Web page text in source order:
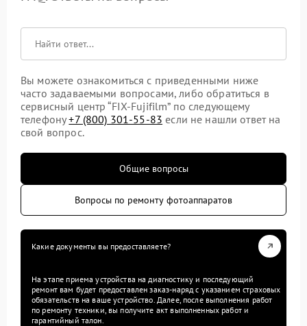
Вы можете ознакомиться с приведенными ниже
часто задаваемыми вопросами, либо обратиться в
сервисный центр “FIX-Fujifilm” по следующему
телефону+7 (800) 301-55-83 если не нашли ответ на
свой вопрос.
Общие вопросы
Вопросы по ремонту фотоаппаратов
Какие документы вы предоставляете?
На этапе приема устройства на диагностику и последующий
ремонт вам будет предоставлен заказ-наряд с указанием страховых
обязательств на ваше устройство. Далее, после выполнения работ
по ремонту техники, вы получите акт выполненных работ и
гарантийный талон.